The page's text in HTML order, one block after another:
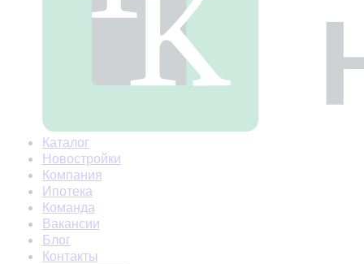
Каталог
Новостройки
Компания
Ипотека
Команда
Вакансии
Блог
Контакты